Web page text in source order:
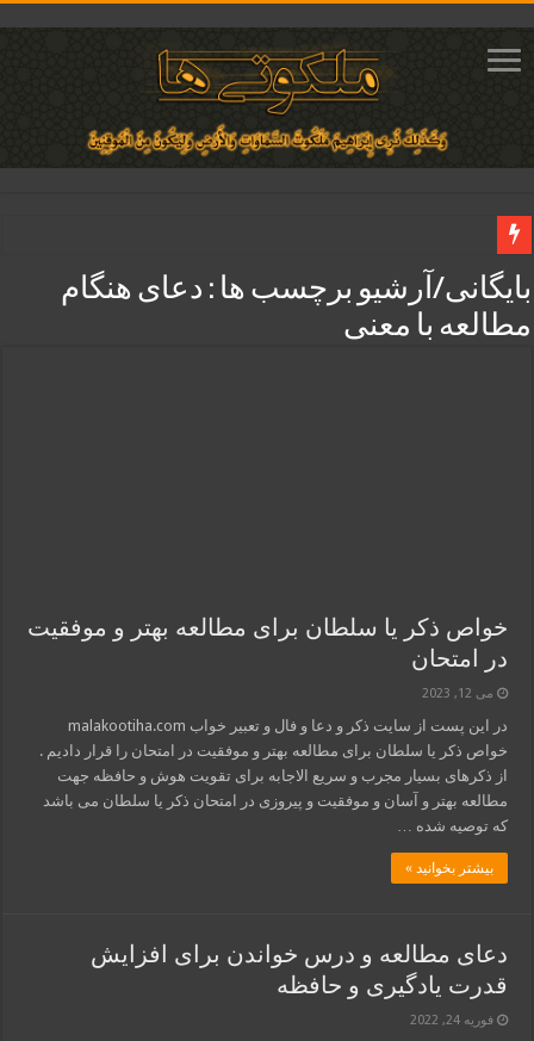
دعای ایجاد عشق و محبت آتشین در قلب معشوق | متن دعا، روش خواندن
ختم آیات ۲ و ۳ سوره طلاق برای افزایش رزق و روزی | روش ختم، متن آیات و فضیلت
بایگانی/آرشیو برچسب ها : دعای هنگام
مطالعه با معنی
خواص ذکر یا سلطان برای مطالعه بهتر و موفقیت
در امتحان
می 12, 2023
در این پست از سایت ذکر و دعا و فال و تعبیر خواب malakootiha.com
خواص ذکر یا سلطان برای مطالعه بهتر و موفقیت در امتحان را قرار دادیم .
از ذکرهای بسیار مجرب و سریع الاجابه برای تقویت هوش و حافظه جهت
مطالعه بهتر و آسان و موفقیت و پیروزی در امتحان ذکر یا سلطان می باشد
که توصیه شده …
بیشتر بخوانید »
دعای مطالعه و درس خواندن برای افزایش
قدرت یادگیری و حافظه
فوریه 24, 2022